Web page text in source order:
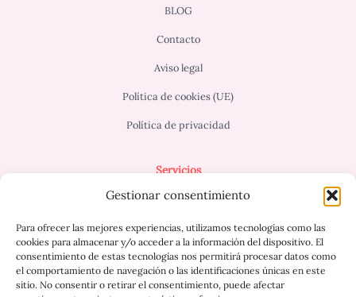
Gestionar consentimiento
Para ofrecer las mejores experiencias, utilizamos tecnologías como las
cookies para almacenar y/o acceder a la información del dispositivo. El
consentimiento de estas tecnologías nos permitirá procesar datos como
el comportamiento de navegación o las identificaciones únicas en este
sitio. No consentir o retirar el consentimiento, puede afectar
BLOG
Contacto
Aviso legal
Política de cookies (UE)
Política de privacidad
Servicios
Terapia para Adultos
Terapia infantil/adolescente
Terapia de pareja/familiar
Terapia online